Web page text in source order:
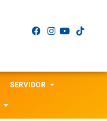
SERVIDOR